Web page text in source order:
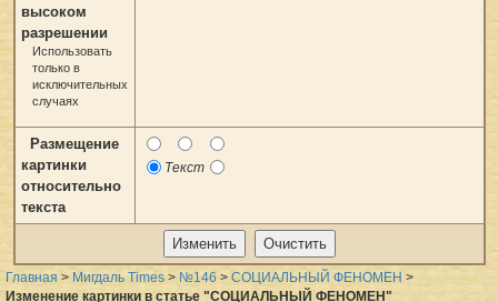
высоком
разрешении
Использовать
только в
исключительных
случаях
Размещение
картинки
относительно
текста
Текст
Главная > Мигдаль Times > №146 > СОЦИАЛЬНЫЙ ФЕНОМЕН >
Изменение картинки в статье "СОЦИАЛЬНЫЙ ФЕНОМЕН"